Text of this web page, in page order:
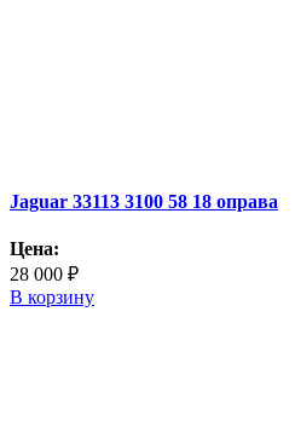
Jaguar 33113 3100 58 18 оправа
Цена:
28 000 ₽
В корзину